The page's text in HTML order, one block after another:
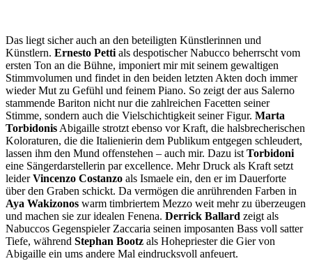
Das liegt sicher auch an den beteiligten Künstlerinnen und
Künstlern. Ernesto Petti als despotischer Nabucco beherrscht vom
ersten Ton an die Bühne, imponiert mir mit seinem gewaltigen
Stimmvolumen und findet in den beiden letzten Akten doch immer
wieder Mut zu Gefühl und feinem Piano. So zeigt der aus Salerno
stammende Bariton nicht nur die zahlreichen Facetten seiner
Stimme, sondern auch die Vielschichtigkeit seiner Figur. Marta
Torbidonis Abigaille strotzt ebenso vor Kraft, die halsbrecherischen
Koloraturen, die die Italienierin dem Publikum entgegen schleudert,
lassen ihm den Mund offenstehen – auch mir. Dazu ist Torbidoni
eine Sängerdarstellerin par excellence. Mehr Druck als Kraft setzt
leiderVincenzo Costanzo als Ismaele ein, den er im Dauerforte
über den Graben schickt. Da vermögen die anrührenden Farben in
Aya Wakizonos warm timbriertem Mezzo weit mehr zu überzeugen
und machen sie zur idealen Fenena. Derrick Ballard zeigt als
Nabuccos Gegenspieler Zaccaria seinen imposanten Bass voll satter
Tiefe, während Stephan Bootz als Hohepriester die Gier von
Abigaille ein ums andere Mal eindrucksvoll anfeuert.